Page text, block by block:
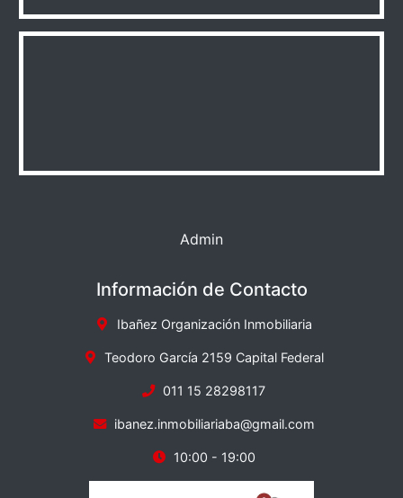
Admin
Información de Contacto
Ibañez Organización Inmobiliaria
Teodoro García 2159 Capital Federal
011 15 28298117
ibanez.inmobiliariaba@gmail.com
10:00 - 19:00